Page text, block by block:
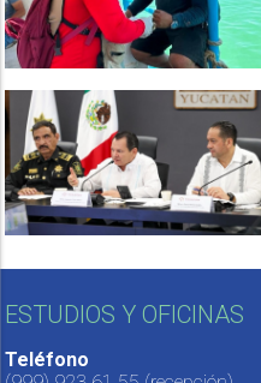
ESTUDIOS Y OFICINAS
Teléfono